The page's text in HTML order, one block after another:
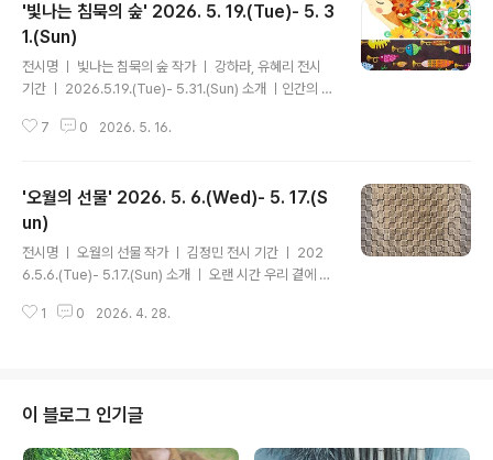
내면이 만들어내는 빛을 조명한다. 옻칠은 단숨에 완성되
지 않는다. 한 겹의 칠이 마르기를 기다리고, 덧입히고, 또
다시 연마하는 긴 시간을 거쳐 비로소 깊은 광택과 결을 얻
는다. 그 느린 과정은 단순한 제작 방식이 아니라 시간을 품
는 태도이며, 자연과 인간이 함께 만들어내는 축적의 기록
이다. 켜켜이 쌓인 수많은 층은 빛을 머금고, 그 빛은..
'빛나는 침묵의 숲' 2026. 5. 19.(Tue)- 5. 3
1.(Sun)
전시명 ㅣ 빛나는 침묵의 숲 작가 ㅣ 강하라, 유혜리 전시
기간 ㅣ 2026.5.19.(Tue)- 5.31.(Sun) 소개 ㅣ인간의 존
리는 타인과의 관계에서 끊임없이 서열화되고 스스로의 내
은 저마다의 불안을 안고 살아간다. 두 작가는 캔버스라는
자신만의 깊은 숲속에서, 소리 없는 침묵의 언어로 현대인
의 자화상을 그리고 고유한 본질을 깨우는 여정을 제안한
다. 유혜리 작가가 소리 없는 물고기와 정원을 통해 타인과
의 진정한 교감과 내면의 회복을 도모하는 '침묵의 장'을 마
련한다면, 강하라 작가는 그 고요한 숲의 끝에서 잊고 지내
7 0 2026. 5. 16.
'오월의 선물' 2026. 5. 6.(Wed)- 5. 17.(S
un)
전시명 ㅣ 오월의 선물 작가 ㅣ 김정민 전시 기간 ㅣ 202
6.5.6.(Tue)- 5.17.(Sun) 소개 ㅣ 오랜 시간 우리 곁에 머
나 어떤 것들은 그 익숙함 속에서 더욱 깊은 의미를 품는다.
속에서도 여전히 살아 숨 쉬고 있다. 김정민의 작업은 이 오
래된 문자를 새로운 감각으로 다시 바라보는 데서 출발한
다. 화면 위에 흩어진 형태들은 더 이상 읽히기 위한 기호에
1 0 2026. 4. 28.
이 블로그 인기글